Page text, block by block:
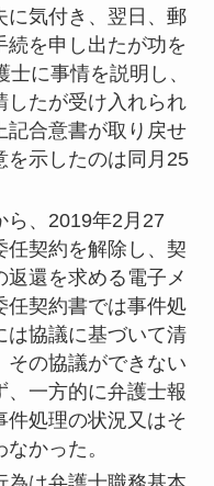
に気付き、翌日、郵
を申し出たが功を
に事情を説明し、
したが受け入れられ
記合意書が取り戻せ
を示したのは同月25
ら、2019年2月27
任契約を解除し、契
還を求める電子メ
任契約書では事件処
は協議に基づいて清
その協議ができない
一方的に弁護士報
件処理の状況又はそ
かった。